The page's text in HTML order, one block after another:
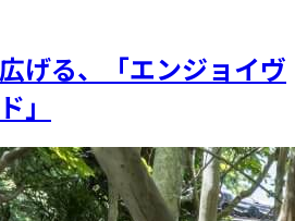
げる、「エンジョイヴ
」